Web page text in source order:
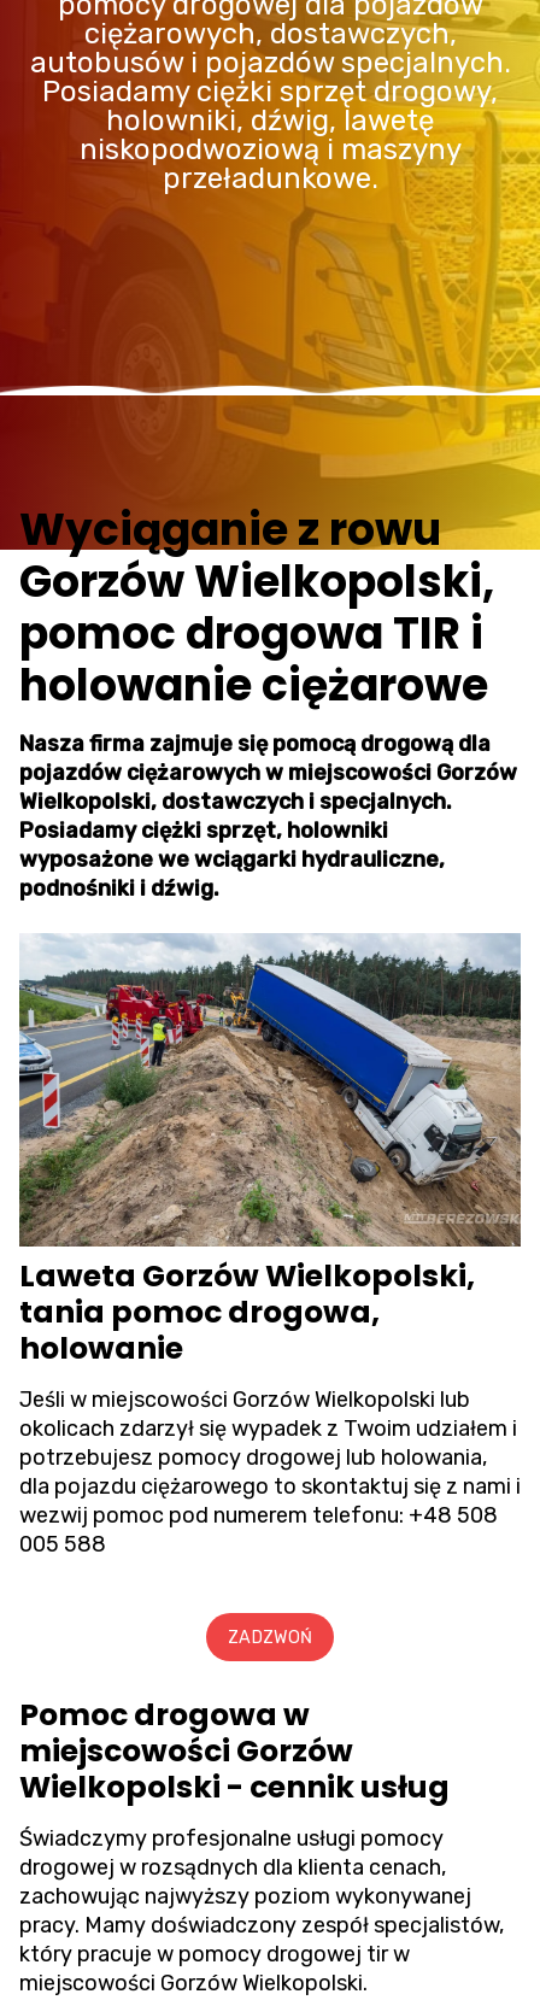
ciężarowych, dostawczych,
autobusów i pojazdów specjalnych.
Posiadamy ciężki sprzęt drogowy,
holowniki, dźwig, lawetę
niskopodwoziową i maszyny
przeładunkowe.
Wyciąganie z rowu
Gorzów Wielkopolski,
pomoc drogowa TIR i
holowanie ciężarowe
Nasza firma zajmuje się pomocą drogową dla
pojazdów ciężarowych w miejscowości Gorzów
Wielkopolski, dostawczych i specjalnych.
Posiadamy ciężki sprzęt, holowniki
wyposażone we wciągarki hydrauliczne,
podnośniki i dźwig.
Laweta Gorzów Wielkopolski,
tania pomoc drogowa,
holowanie
Jeśli w miejscowości Gorzów Wielkopolski lub
okolicach zdarzył się wypadek z Twoim udziałem i
potrzebujesz pomocy drogowej lub holowania,
dla pojazdu ciężarowego to skontaktuj się z nami i
wezwij pomoc pod numerem telefonu: +48 508
005 588
ZADZWOŃ
Pomoc drogowa w
miejscowości Gorzów
Wielkopolski - cennik usług
Świadczymy profesjonalne usługi pomocy
drogowej w rozsądnych dla klienta cenach,
zachowując najwyższy poziom wykonywanej
pracy. Mamy doświadczony zespół specjalistów,
który pracuje w pomocy drogowej tir w
miejscowości Gorzów Wielkopolski.